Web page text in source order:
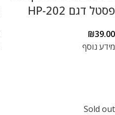
פסטל דגם HP-202
₪39.00
מידע נוסף
Sold out